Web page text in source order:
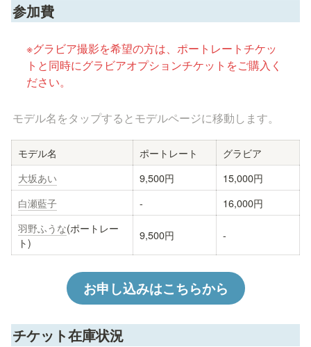
参加費
※グラビア撮影を希望の方は、ポートレートチケッ
トと同時にグラビアオプションチケットをご購入く
ださい。
モデル名をタップするとモデルページに移動します。
モデル名 ポートレート
グラビア
大坂あい
9,500円
15,000円
白瀬藍子
-
16,000円
羽野ふうな(ポートレー
ト)
9,500円 -
お申し込みはこちらから
チケット在庫状況